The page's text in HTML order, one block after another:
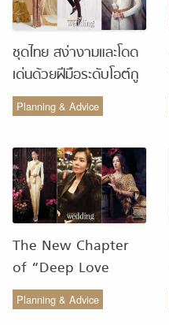
ชุดไทย สง่างามและโดด
เด่นด้วยฝีมือระดับโอต์กู
ตูร์ จากห้องเสื้อ Vanus
Couture
Planning & Advice
The New Chapter
of “Deep Love
Wedding Studio” :
รังสรรค์ผ้าทอของไทยให้
Planning & Advice